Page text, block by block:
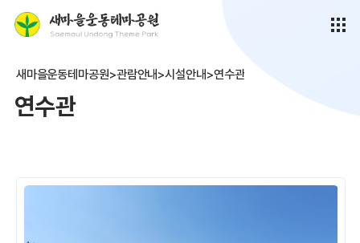
새마을운동테마공원>관람안내>시설안내>연수관
연수관